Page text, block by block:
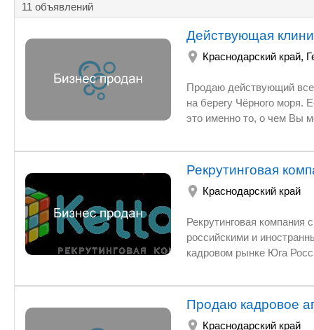
11 объявлений
Действующая
Краснодарский край,
Продаю действующий все сезонный готовый бизнес - клининговая
на берегу Чёрного моря. Если есть желание жить на Юге и получать еженедельный доход, то
это именно то, о чем Вы мечтали. Умеете руководить и знаете толк в чистоте, то значит Вы в
Рекрутинговая
Краснодарский край
Рекрутинговая компания с отличной репутацией, с
российскими и иностранными компаниями, с огромной базой данных
кадровом рынке Юга России с 2011 года. Услуги
заработных плат. Экспертиза по отраслям бизнеса: Агропромышленный сектор Строительство
Индустриальный сектор
любой сложности в компании имеется постоянно пополняющийся банк данных различных
Продаю кадровое
Краснодарский край